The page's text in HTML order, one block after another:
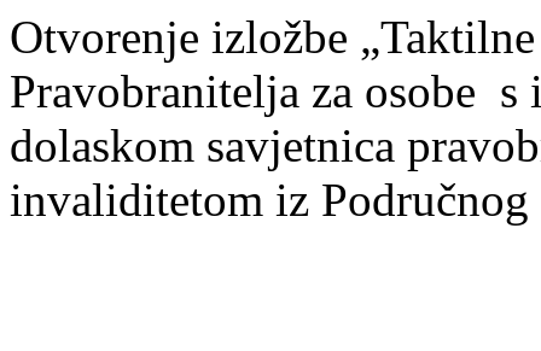
Otvorenje izložbe
Pravobranitelja za osobe
dolaskom savjetnica
invaliditetom iz